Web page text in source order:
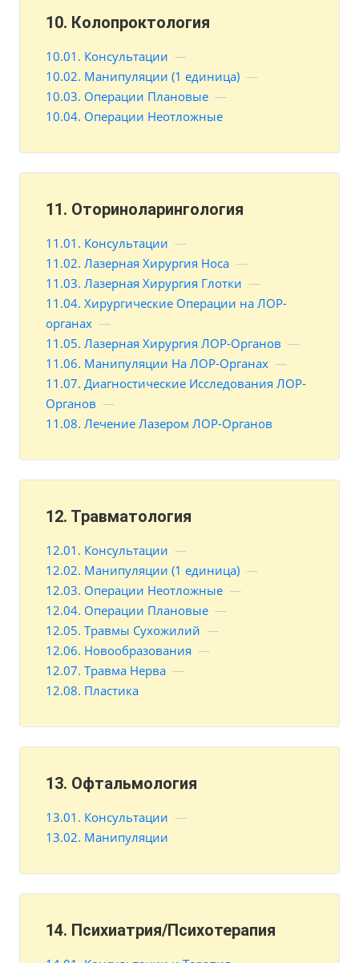
10. Колопроктология
10.01. Консультации —
10.02. Манипуляции (1 единица) —
10.03. Операции Плановые —
10.04. Операции Неотложные
11. Оториноларингология
11.01. Консультации —
11.02. Лазерная Хирургия Носа —
11.03. Лазерная Хирургия Глотки —
11.04. Хирургические Операции на ЛОР-
органах —
11.05. Лазерная Хирургия ЛОР-Органов —
11.06. Манипуляции На ЛОР-Органах —
11.07. Диагностические Исследования ЛОР-
Органов —
11.08. Лечение Лазером ЛОР-Органов
12. Травматология
12.01. Консультации —
12.02. Манипуляции (1 единица) —
12.03. Операции Неотложные —
12.04. Операции Плановые —
12.05. Травмы Сухожилий —
12.06. Новообразования —
12.07. Травма Нерва —
12.08. Пластика
13. Офтальмология
13.01. Консультации —
13.02. Манипуляции
14. Психиатрия/Психотерапия